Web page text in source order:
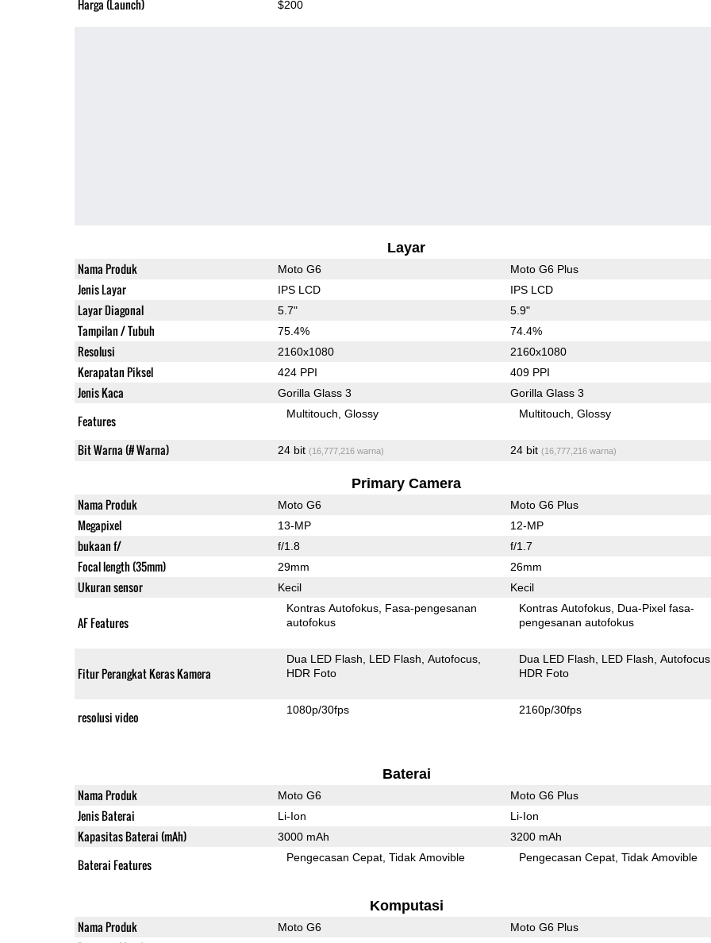
Harga (Launch) $200
Layar
Nama Produk Moto G6 Moto G6 Plus
Jenis Layar IPS LCD IPS LCD
Layar Diagonal 5.7" 5.9"
Tampilan / Tubuh 75.4% 74.4%
Resolusi 2160x1080 2160x1080
Kerapatan Piksel 424 PPI 409 PPI
Jenis Kaca Gorilla Glass 3 Gorilla Glass 3
Features Multitouch Glossy Multitouch Glossy
Bit Warna (# Warna) 24 bit (16,777,216 warna) 24 bit (16,777,216 warna)
Primary Camera
Nama Produk Moto G6 Moto G6 Plus
Megapixel 13-MP 12-MP
bukaan f/ f/1.8 f/1.7
Focal length (35mm) 29mm 26mm
Ukuran sensor Kecil Kecil
AF Features
Kontras Autofokus Fasa-pengesanan
autofokus
Kontras Autofokus Dua-Pixel fasa-
pengesanan autofokus
Fitur Perangkat Keras Kamera
Dua LED Flash LED Flash Autofocus
HDR Foto
Dua LED Flash LED Flash Autofocus
HDR Foto
resolusi video 1080p/30fps 2160p/30fps
Baterai
Nama Produk Moto G6 Moto G6 Plus
Jenis Baterai Li-Ion Li-Ion
Kapasitas Baterai (mAh) 3000 mAh 3200 mAh
Baterai Features Pengecasan Cepat Tidak Amovible Pengecasan Cepat Tidak Amovible
Komputasi
Nama Produk Moto G6 Moto G6 Plus